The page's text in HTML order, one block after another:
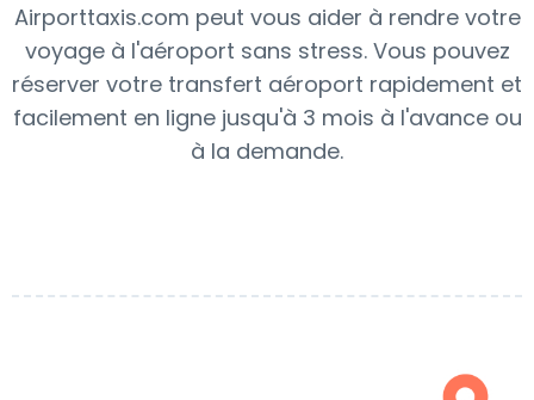
Airporttaxis.com peut vous aider à rendre votre
voyage à l'aéroport sans stress. Vous pouvez
réserver votre transfert aéroport rapidement et
facilement en ligne jusqu'à 3 mois à l'avance ou
à la demande.